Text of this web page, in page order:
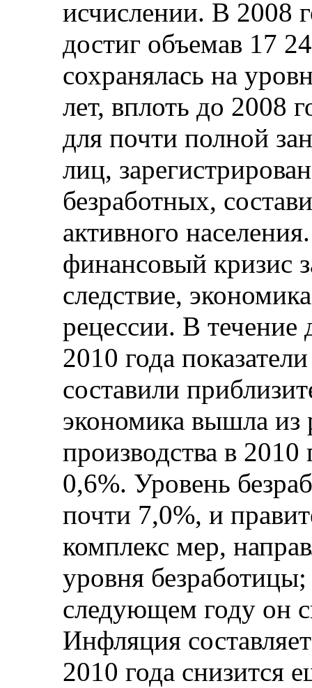
исчислении. В 2008
достиг объемав 17
сохранялась на
лет, вплоть до 2008
для почти полной
лиц,
безработных,
активного
финансовый кризис
следствие,
рецессии. В течение
2010 года
составили
экономика вышла из
производства в
0,6%. Уровень
почти 7,0%, и
комплекс мер,
уровня
следующем году он
Инфляция
2010 года снизится